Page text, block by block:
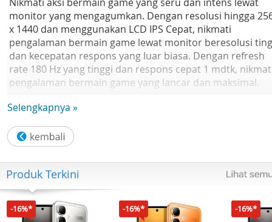
monitor yang mengagumkan. Dengan resolusi hingga
x 1440 dan menggunakan LCD IPS Cepat, nikmati
pengalaman bermain game lewat monitor beresolusi
dan kecepatan respons yang luar biasa. Dengan refresh
rate 180 Hz yang tinggi dan respons cepat 1 mdtk,
pengalaman bermain game yang lancar dan maksimal.
Gamut warna yang kaya dengan DCI-P3 95% dan sRGB
pengalaman visual dengan warna yang lebih kaya dan
tampak nyata.
Kedalaman warna 8 bit menghasilkan gradasi warna yang
tampak nyata dan mendetail. Rasakan transisi warna
lebih mulus dan pengalaman bermain game yang lebih
memuaskan.
Selengkapnya »
Produk Terkini
-16%* -16%* -16%*